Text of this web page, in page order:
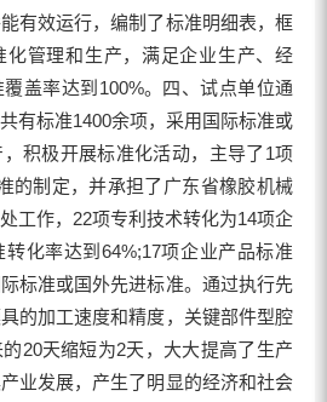
有效运行，编制了标准明细表，框
化管理和生产，满足企业生产、经
盖率达到100%。四、试点单位通
有标准1400余项，采用国际标准或
积极开展标准化活动，主导了1项
的制定，并承担了广东省橡胶机械
工作，22项专利技术转化为14项企
化率达到64%;17项企业产品标准
标准或国外先进标准。通过执行先
的加工速度和精度，关键部件型腔
20天缩短为2天，大大提高了生产
业发展，产生了明显的经济和社会